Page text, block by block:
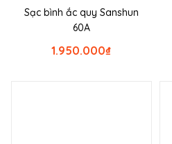
Sạc bình ắc quy Sanshun
60A
₫
1.950.000